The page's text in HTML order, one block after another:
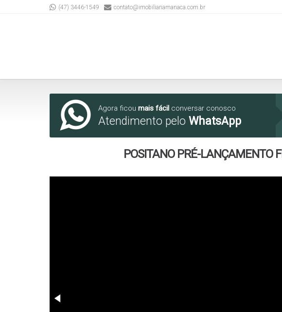
(47) 3446-1549 contato@imobiliariamanaca.com.br
Agora ficou mais fácil conversar conosco
Atendimento pelo WhatsApp
POSITANO PRÉ-LANÇAMENTO